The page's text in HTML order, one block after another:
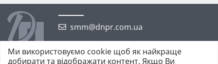
smm@dnpr.com.ua
Ми використовуємо cookie щоб як найкраще
добирати та відображати контент. Якщо Ви